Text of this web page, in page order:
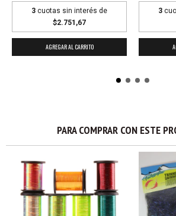
3 cuotas sin interés de
$2.751,67
AGREGAR AL CARRITO
3
PARA COMPRAR CON ESTE